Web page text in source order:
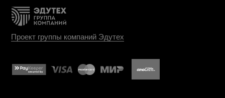
абитуриентам
дистанционное обучение
вопрос - ответ
ход приемной кампании
информация о приеме
студентам
информация для студентов